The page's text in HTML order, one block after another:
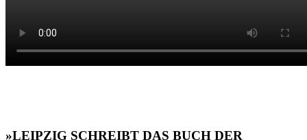
»LEIPZIG SCHREIBT DAS BUCH DER